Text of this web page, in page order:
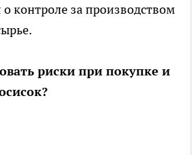
о контроле за производством
риски при покупке и